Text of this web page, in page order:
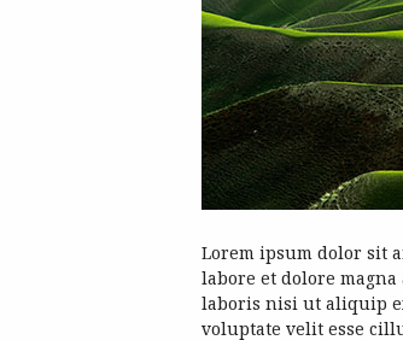
Lorem ipsum dolor sit
labore et dolore
laboris nisi ut aliquip
voluptate velit esse